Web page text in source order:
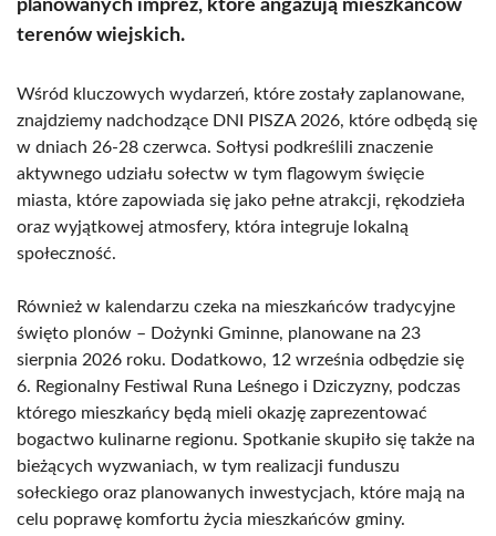
planowanych imprez, które angażują mieszkańców
terenów wiejskich.
Wśród kluczowych wydarzeń, które zostały zaplanowane,
znajdziemy nadchodzące DNI PISZA 2026, które odbędą się
w dniach 26-28 czerwca. Sołtysi podkreślili znaczenie
aktywnego udziału sołectw w tym flagowym święcie
miasta, które zapowiada się jako pełne atrakcji, rękodzieła
oraz wyjątkowej atmosfery, która integruje lokalną
społeczność.
Również w kalendarzu czeka na mieszkańców tradycyjne
święto plonów – Dożynki Gminne, planowane na 23
sierpnia 2026 roku. Dodatkowo, 12 września odbędzie się
6. Regionalny Festiwal Runa Leśnego i Dziczyzny, podczas
którego mieszkańcy będą mieli okazję zaprezentować
bogactwo kulinarne regionu. Spotkanie skupiło się także na
bieżących wyzwaniach, w tym realizacji funduszu
sołeckiego oraz planowanych inwestycjach, które mają na
celu poprawę komfortu życia mieszkańców gminy.